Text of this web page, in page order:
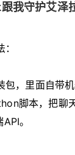
我守护艾泽
包，里面自带
脚本，把聊
。